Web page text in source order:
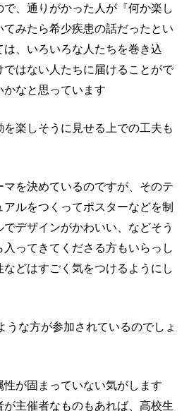
、通りがかった人が『何か楽し
みたら希少疾患の話だったとい
は、いろいろな人たちを巻き込
はない人たちに届けることがで
かなと思っています
楽しそうに見せる上での工夫も
を決めているのですが、そのテ
ルをつくってポスターなどを制
デザインがかわいい、などそう
ってきてくださる方もいらっし
どはすごく気をつけるようにし
うな方が参加されているのでしょ
が固まっていない気がします
主催者なものもあれば、高校生